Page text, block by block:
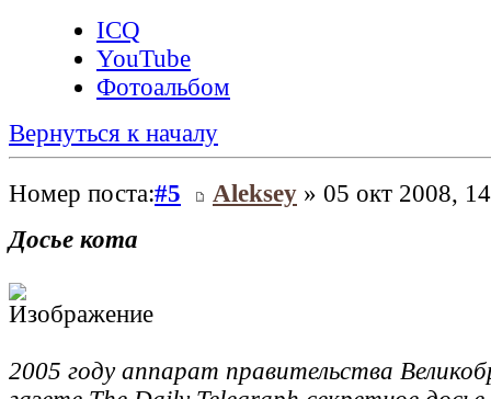
ICQ
YouTube
Фотоальбом
Вернуться к началу
Номер поста:#5 Aleksey » 05 окт 2008,
Досье кота
2005 году аппарат правительства